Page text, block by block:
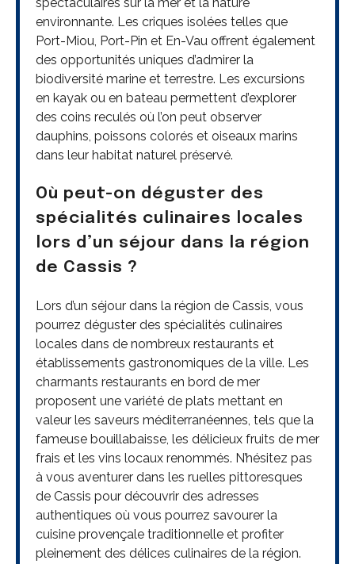
environnante. Les criques isolées telles que
Port-Miou, Port-Pin et En-Vau offrent également
des opportunités uniques d’admirer la
biodiversité marine et terrestre. Les excursions
en kayak ou en bateau permettent d’explorer
des coins reculés où l’on peut observer
dauphins, poissons colorés et oiseaux marins
dans leur habitat naturel préservé.
Où peut-on déguster des
spécialités culinaires locales
lors d’un séjour dans la région
de Cassis ?
Lors d’un séjour dans la région de Cassis, vous
pourrez déguster des spécialités culinaires
locales dans de nombreux restaurants et
établissements gastronomiques de la ville. Les
charmants restaurants en bord de mer
proposent une variété de plats mettant en
valeur les saveurs méditerranéennes, tels que la
fameuse bouillabaisse, les délicieux fruits de mer
frais et les vins locaux renommés. N’hésitez pas
à vous aventurer dans les ruelles pittoresques
de Cassis pour découvrir des adresses
authentiques où vous pourrez savourer la
cuisine provençale traditionnelle et profiter
pleinement des délices culinaires de la région.